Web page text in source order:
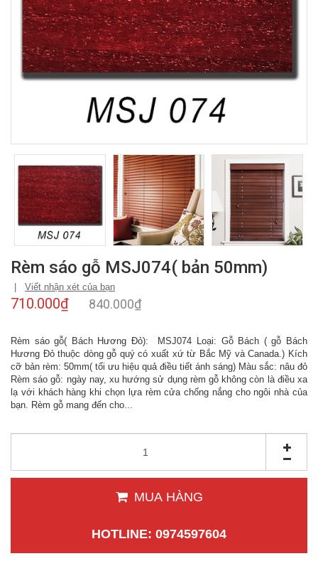
Rèm sáo gỗ MSJ074( bản 50mm)
Viết nhận xét của bạn
710.000₫ 840.000₫
Rèm sáo gỗ( Bách Hương Đỏ): MSJ074 Loại: Gỗ Bách ( gỗ Bách
Hương Đỏ thuộc dòng gỗ quý có xuất xứ từ Bắc Mỹ và Canada.) Kích
cỡ bản rèm: 50mm( tối ưu hiệu quả điều tiết ánh sáng) Màu sắc: nâu đỏ
Rèm sáo gỗ: ngày nay, xu hướng sử dụng rèm gỗ không còn là điều xa
lạ với khách hàng khi chọn lựa rèm cửa chống nắng cho ngôi nhà của
bạn. Rèm gỗ mang đến cho...
MUA HÀNG
HOTLINE: 0974597604